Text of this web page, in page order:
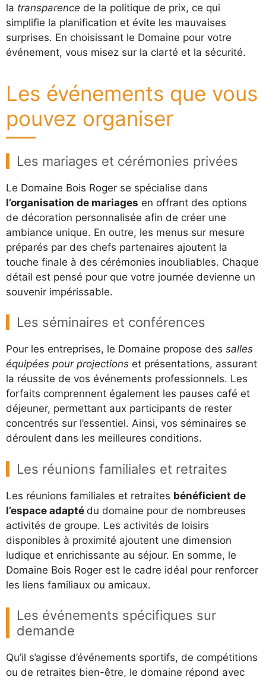
la transparence de la politique de prix, ce qui
simplifie la planification et évite les mauvaises
surprises. En choisissant le Domaine pour votre
événement, vous misez sur la clarté et la sécurité.
Les événements que vous
pouvez organiser
Les mariages et cérémonies privées
Le Domaine Bois Roger se spécialise dans
l’organisation de mariages en offrant des options
de décoration personnalisée afin de créer une
ambiance unique. En outre, les menus sur mesure
préparés par des chefs partenaires ajoutent la
touche finale à des cérémonies inoubliables. Chaque
détail est pensé pour que votre journée devienne un
souvenir impérissable.
Les séminaires et conférences
Pour les entreprises, le Domaine propose des salles
équipées pour projections et présentations, assurant
la réussite de vos événements professionnels. Les
forfaits comprennent également les pauses café et
déjeuner, permettant aux participants de rester
concentrés sur l’essentiel. Ainsi, vos séminaires se
déroulent dans les meilleures conditions.
Les réunions familiales et retraites
Les réunions familiales et retraites bénéficient de
l’espace adapté du domaine pour de nombreuses
activités de groupe. Les activités de loisirs
disponibles à proximité ajoutent une dimension
ludique et enrichissante au séjour. En somme, le
Domaine Bois Roger est le cadre idéal pour renforcer
les liens familiaux ou amicaux.
Les événements spécifiques sur
demande
Qu’il s’agisse d’événements sportifs, de compétitions
ou de retraites bien-être, le domaine répond avec